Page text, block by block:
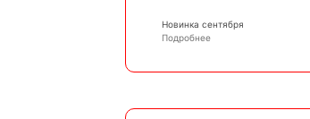
Новинка сентября
Подробнее